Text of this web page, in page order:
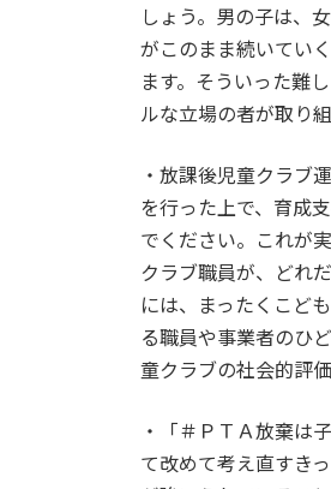
しょう。男の子は、
がこのまま続いてい
ます。そういった難
ルな立場の者が取り
・放課後児童クラブ
を行った上で、育成
でください。これが
クラブ職員が、どれ
には、まったくこど
る職員や事業者のひ
童クラブの社会的評
・「＃ＰＴＡ放棄は
て改めて考え直すき